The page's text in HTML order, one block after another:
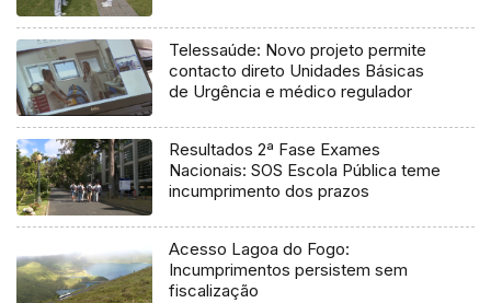
Telessaúde: Novo projeto permite
contacto direto Unidades Básicas
de Urgência e médico regulador
Resultados 2ª Fase Exames
Nacionais: SOS Escola Pública teme
incumprimento dos prazos
Acesso Lagoa do Fogo:
Incumprimentos persistem sem
fiscalização